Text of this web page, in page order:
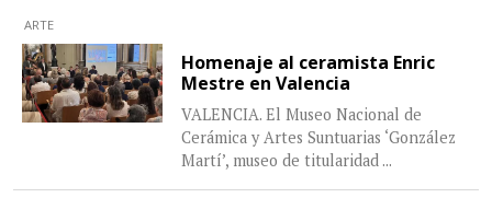
ARTE
Homenaje al ceramista Enric
Mestre en Valencia
VALENCIA. El Museo Nacional de
Cerámica y Artes Suntuarias ‘González
Martí’, museo de titularidad ...